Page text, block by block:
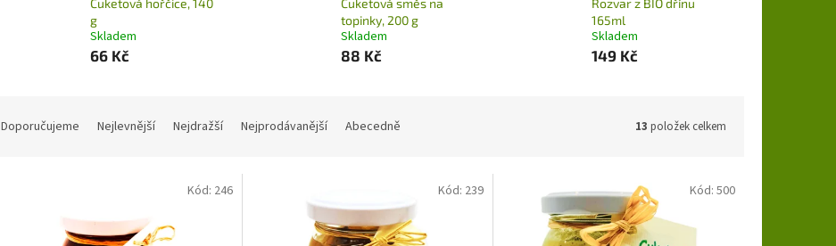
Cuketová hořčice, 140
g
Skladem
66 Kč
Cuketová směs na
topinky, 200 g
Skladem
88 Kč
Rozvar z BIO dřínu
165ml
Skladem
149 Kč
Doporučujeme Nejlevnější Nejdražší Nejprodávanější Abecedně 13 položek celkem
Kód: 246 Kód: 239 Kód: 500